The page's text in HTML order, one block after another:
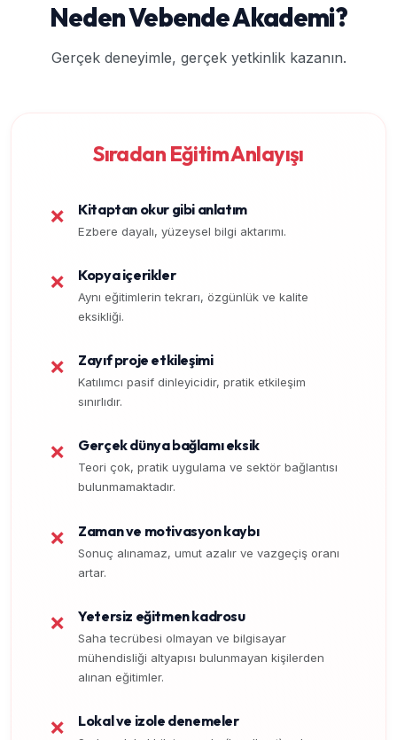
Neden Vebende Akademi?
Gerçek deneyimle, gerçek yetkinlik kazanın.
Sıradan Eğitim Anlayışı
❌ Kitaptan okur gibi anlatım
Ezbere dayalı, yüzeysel bilgi aktarımı.
❌ Kopya içerikler
Aynı eğitimlerin tekrarı, özgünlük ve kalite
eksikliği.
❌ Zayıf proje etkileşimi
Katılımcı pasif dinleyicidir, pratik etkileşim
sınırlıdır.
❌ Gerçek dünya bağlamı eksik
Teori çok, pratik uygulama ve sektör bağlantısı
bulunmamaktadır.
❌ Zaman ve motivasyon kaybı
Sonuç alınamaz, umut azalır ve vazgeçiş oranı
artar.
❌ Yetersiz eğitmen kadrosu
Saha tecrübesi olmayan ve bilgisayar
mühendisliği altyapısı bulunmayan kişilerden
alınan eğitimler.
❌ Lokal ve izole denemeler